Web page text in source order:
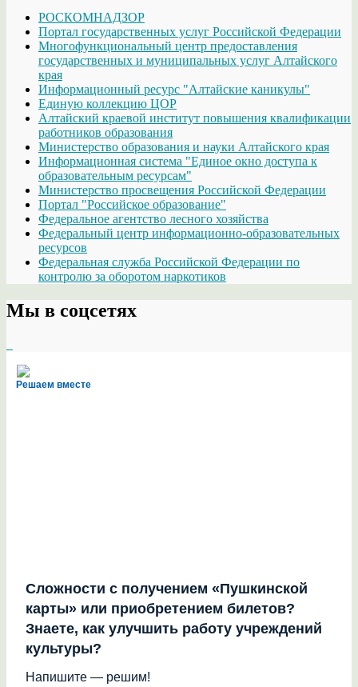
РОСКОМНАДЗОР
Портал государственных услуг Российской Федерации
Многофункциональный центр предоставления
государственных и муниципальных услуг Алтайского
края
Информационный ресурс "Алтайские каникулы"
Единую коллекцию ЦОР
Алтайский краевой институт повышения квалификации
работников образования
Министерство образования и науки Алтайского края
Информационная система "Единое окно доступа к
образовательным ресурсам"
Министерство просвещения Российской Федерации
Портал "Российское образование"
Федеральное агентство лесного хозяйства
Федеральный центр информационно-образовательных
ресурсов
Федеральная служба Российской Федерации по
контролю за оборотом наркотиков
Мы в соцсетях
Решаем вместе
Сложности с получением «Пушкинской
карты» или приобретением билетов?
Знаете, как улучшить работу учреждений
культуры?
Напишите — решим!